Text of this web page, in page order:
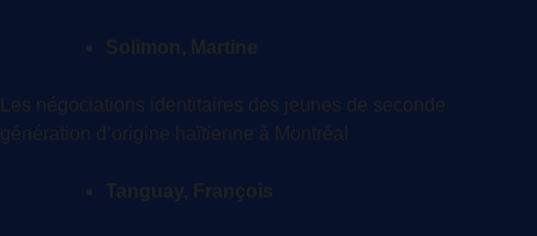
Solimon, Martine
Les négociations identitaires des jeunes de seconde
génération d’origine haïtienne à Montréal
Tanguay, François